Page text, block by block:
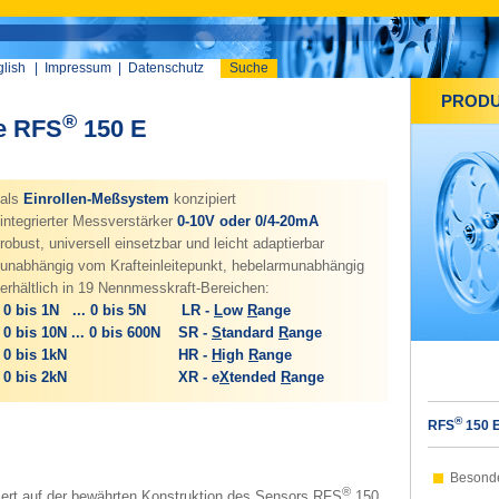
Impressum Datenschutz Suche
RFS® 150 E
als Einrollen-Meßsystem konzipiert
integrierter Messverstärker 0-10V oder 0/4-20mA
robust, universell einsetzbar und leicht adaptierbar
unabhängig vom Krafteinleitepunkt, hebelarmunabhängig
erhältlich in 19 Nennmesskraft-Bereichen:
bis 1N ... 0 bis 5N LR - Low Range
10N ... 0 bis 600N SR - Standard Range
bis 1kN HR - H igh Range
bis 2kN XR - eXtended Range
®
RFS®150